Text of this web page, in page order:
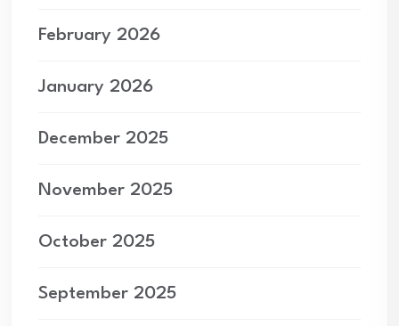
February 2026
January 2026
December 2025
November 2025
October 2025
September 2025